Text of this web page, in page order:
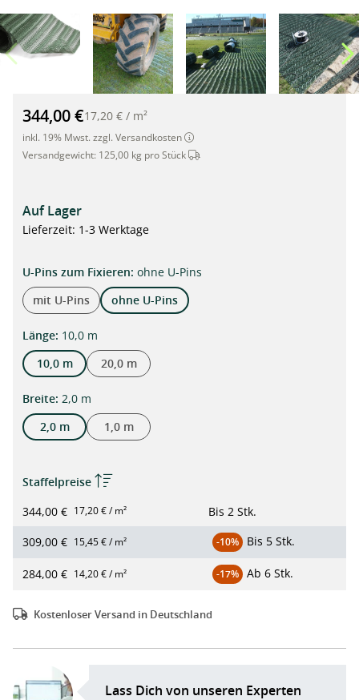
GrassProtecta® Premium, befahrbares Rasenschutzgitter aus
344,00 €17,20 € / m²
inkl. 19% Mwst. zzgl. Versandkosten
Versandgewicht: 125,00 kg pro Stück Dieser Artikel wird per Spedition
Auf Lager
Lieferzeit: 1-3 Werktage
U-Pins zum Fixierenauswählen
: ohne U-Pins
mit U-Pins
ohne U-Pins
Längeauswählen
: 10,0 m
10,0 m
20,0 m
Breiteauswählen
: 2,0 m
2,0 m
1,0 m
Staffelpreise
344,00 € 17,20 € / m² Bis 2 Stk.
309,00 € 15,45 € / m² -10% Bis 5 Stk.
284,00 € 14,20 € / m² -17% Ab 6 Stk.
Kostenloser Versand in Deutschland
Lass Dich von unseren Experten